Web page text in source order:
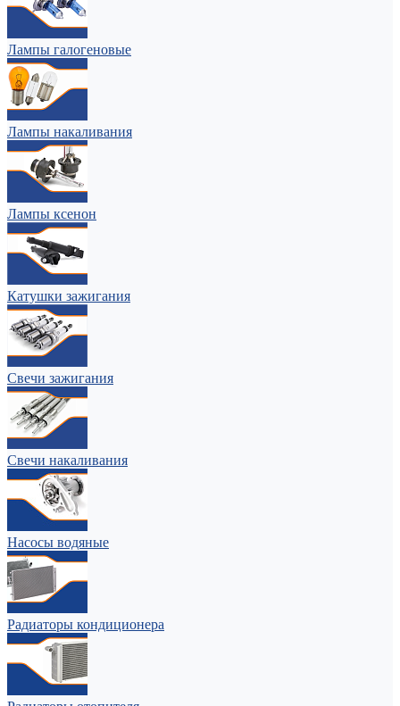
Лампы галогеновые
Лампы накаливания
Лампы ксенон
Катушки зажигания
Свечи зажигания
Свечи накаливания
Насосы водяные
Радиаторы кондиционера